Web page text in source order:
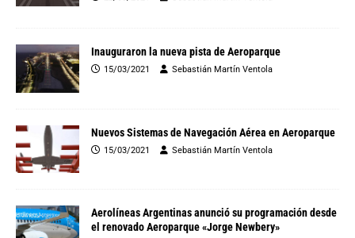
Inauguraron la nueva pista de Aeroparque
15/03/2021 Sebastián Martín Ventola
Nuevos Sistemas de Navegación Aérea en Aeroparque
15/03/2021 Sebastián Martín Ventola
Aerolíneas Argentinas anunció su programación desde
el renovado Aeroparque «Jorge Newbery»